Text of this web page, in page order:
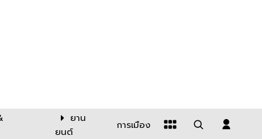
ยาน
ยนต์
การเมือง